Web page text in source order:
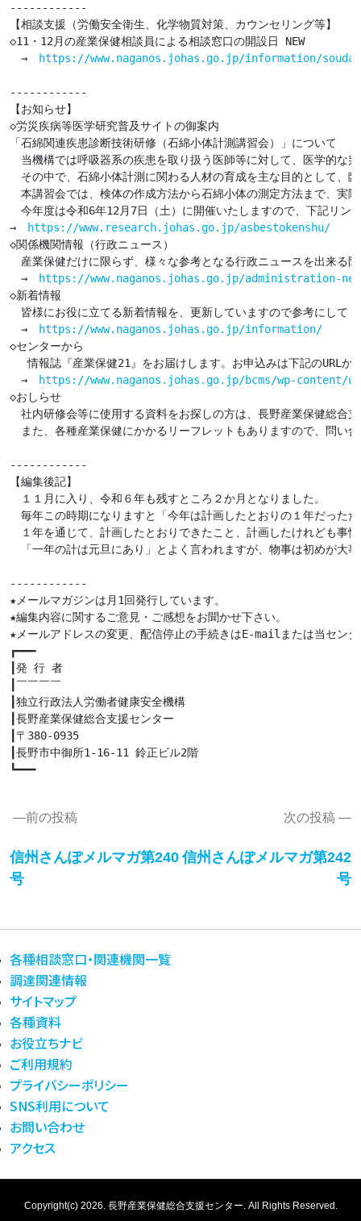
------------
【相談支援（労働安全衛生、化学物質対策、カウンセリング等】
◇11・12月の産業保健相談員による相談窓口の開設日 NEW
→
https://www.naganos.johas.go.jp/information/
------------
【お知らせ】
◇労災疾病等医学研究普及サイトの御案内
「石綿関連疾患診断技術研修（石綿小体計測講習会）」について
当機構では呼吸器系の疾患を取り扱う医師等に対して、医学的な
その中で、石綿小体計測に関わる人材の育成を主な目的として、
本講習会では、検体の作成方法から石綿小体の測定方法まで、実
今年度は令和6年12月7日（土）に開催いたしますので、下記リン
→
https://www.research.johas.go.jp/asbestokenshu/
◇関係機関情報（行政ニュース）
産業保健だけに限らず、様々な参考となる行政ニュースを出来る
→
https://www.naganos.johas.go.jp/administration-
◇新着情報
皆様にお役に立てる新着情報を、更新していますので参考にして
→
https://www.naganos.johas.go.jp/information/
◇センターから
情報誌『産業保健21』をお届けします。お申込みは下記のURLか
→
https://www.naganos.johas.go.jp/bcms/wp-content/
◇おしらせ
社内研修会等に使用する資料をお探しの方は、長野産業保健総合
また、各種産業保健にかかるリーフレットもありますので、問い
------------
【編集後記】
１１月に入り、令和６年も残すところ２か月となりました。
毎年この時期になりますと「今年は計画したとおりの１年だった
１年を通じて、計画したとおりできたこと、計画したけれども事
「一年の計は元旦にあり」とよく言われますが、物事は初めが大
------------
★メールマガジンは月1回発行しています。
★編集内容に関するご意見・ご感想をお聞かせ下さい。
★メールアドレスの変更、配信停止の手続きはE-mailまたは当セン
┏━━━
┃発 行 者
┃￣￣￣￣
┃独立行政法人労働者健康安全機構
┃長野産業保健総合支援センター
┃〒380-0935
┃長野市中御所1-16-11 鈴正ビル2階
┗━━━
投
稿
ナ
ビ
シ
ョ
ン
前の投稿
の
投
信州さんぽメルマガ第240
号
次の投稿
信州さんぽメルマガ第242
号
各種相談窓口・関連機関一覧
調達関連情報
サイトマップ
各種資料
お役立ちナビ
ご利用規約
プライバシーポリシー
SNS利用について
お問い合わせ
アクセス
Copyright(c) 2026. 長野産業保健総合支援センター. All Rights Reserved.